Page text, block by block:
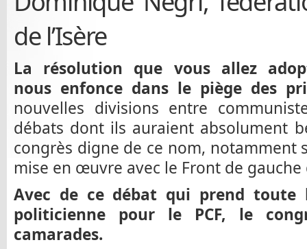
de l’Isère
La résolution que vous allez
nous enfonce dans le piège des
nouvelles divisions entre
débats dont ils auraient absolument
congrès digne de ce nom, notamment
mise en œuvre avec le Front de gauche
Avec de ce débat qui prend toute
politicienne pour le PCF, le
camarades.